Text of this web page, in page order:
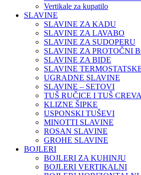
Vertikale za kupatilo
SLAVINE
SLAVINE ZA KADU
SLAVINE ZA LAVABO
SLAVINE ZA SUDOPERU
SLAVINE ZA PROTOČNI
SLAVINE ZA BIDE
SLAVINE
UGRADNE SLAVINE
SLAVINE – SETOVI
TUŠ RUČICE I TUŠ CREVA
KLIZNE ŠIPKE
USPONSKI TUŠEVI
MINOTTI SLAVINE
ROSAN SLAVINE
GROHE SLAVINE
BOJLERI
BOJLERI ZA KUHINJU
BOJLERI VERTIKALNI